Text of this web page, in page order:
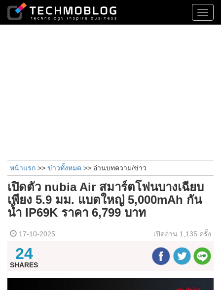
หน้าแรก >> ข่าวทั้งหมด >> อ่านบทความ/ข่าว
เปิดตัว nubia Air สมาร์ตโฟนบางเฉียบ
เพียง 5.9 มม. แบตใหญ่ 5,000mAh กัน
น้ำ IP69K ราคา 6,799 บาท
17-10-2025 เปิดอ่าน 1,135 ครั้ง
24
SHARES